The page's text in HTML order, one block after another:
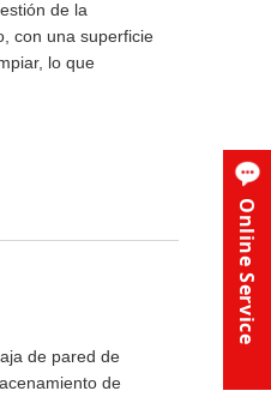
de la
con una superficie
lo que
de pared de
de
Online Service